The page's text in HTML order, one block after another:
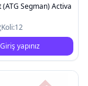
Segman) Activa
Koli:12
Giriş yapınız